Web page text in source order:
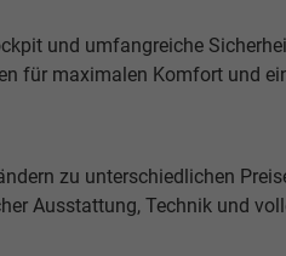
und umfangreiche
für maximalen Komfort und
zu unterschiedlichen
Ausstattung, Technik und